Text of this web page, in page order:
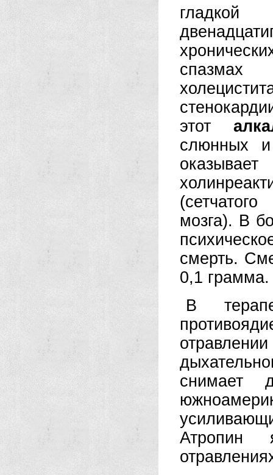
спазмах
этот
слюнных и
мозга). В
смерть.
0,1 грамма.
В
снимает
Атропин